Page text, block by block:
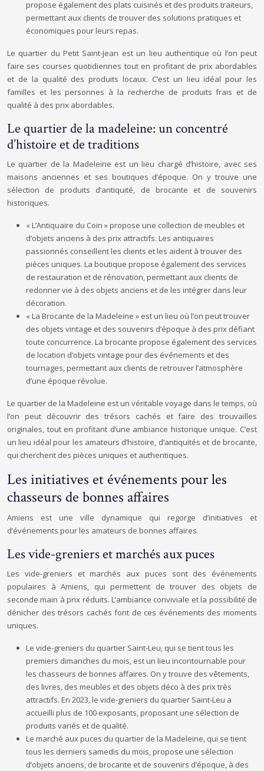
propose également des plats cuisinés et des produits traiteurs,
permettant aux clients de trouver des solutions pratiques et
économiques pour leurs repas.
Le quartier du Petit Saint-Jean est un lieu authentique où l’on peut
faire ses courses quotidiennes tout en profitant de prix abordables
et de la qualité des produits locaux. C’est un lieu idéal pour les
familles et les personnes à la recherche de produits frais et de
qualité à des prix abordables.
Le quartier de la madeleine: un concentré
d’histoire et de traditions
Le quartier de la Madeleine est un lieu chargé d’histoire, avec ses
maisons anciennes et ses boutiques d’époque. On y trouve une
sélection de produits d’antiquité, de brocante et de souvenirs
historiques.
« L’Antiquaire du Coin » propose une collection de meubles et
d’objets anciens à des prix attractifs. Les antiquaires
passionnés conseillent les clients et les aident à trouver des
pièces uniques. La boutique propose également des services
de restauration et de rénovation, permettant aux clients de
redonner vie à des objets anciens et de les intégrer dans leur
décoration.
« La Brocante de la Madeleine » est un lieu où l’on peut trouver
des objets vintage et des souvenirs d’époque à des prix défiant
toute concurrence. La brocante propose également des services
de location d’objets vintage pour des événements et des
tournages, permettant aux clients de retrouver l’atmosphère
d’une époque révolue.
Le quartier de la Madeleine est un véritable voyage dans le temps, où
l’on peut découvrir des trésors cachés et faire des trouvailles
originales, tout en profitant d’une ambiance historique unique. C’est
un lieu idéal pour les amateurs d’histoire, d’antiquités et de brocante,
qui cherchent des pièces uniques et authentiques.
Les initiatives et événements pour les
chasseurs de bonnes affaires
Amiens est une ville dynamique qui regorge d’initiatives et
d’événements pour les amateurs de bonnes affaires.
Les vide-greniers et marchés aux puces
Les vide-greniers et marchés aux puces sont des événements
populaires à Amiens, qui permettent de trouver des objets de
seconde main à prix réduits. L’ambiance conviviale et la possibilité de
dénicher des trésors cachés font de ces événements des moments
uniques.
Le vide-greniers du quartier Saint-Leu, qui se tient tous les
premiers dimanches du mois, est un lieu incontournable pour
les chasseurs de bonnes affaires. On y trouve des vêtements,
des livres, des meubles et des objets déco à des prix très
attractifs. En 2023, le vide-greniers du quartier Saint-Leu a
accueilli plus de 100 exposants, proposant une sélection de
produits variés et de qualité.
Le marché aux puces du quartier de la Madeleine, qui se tient
tous les derniers samedis du mois, propose une sélection
d’objets anciens, de brocante et de souvenirs d’époque, à des